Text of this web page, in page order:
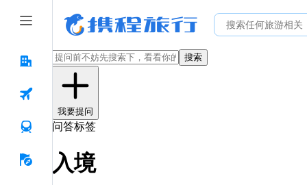
搜索
我要提问
问答标签
入境